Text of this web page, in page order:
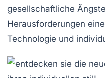
gesellschaftliche
Herausforderungen
Technologie und